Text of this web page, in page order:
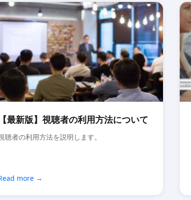
【最新版】視聴者の利用方法について
聴者の利用方法を説明します。
more